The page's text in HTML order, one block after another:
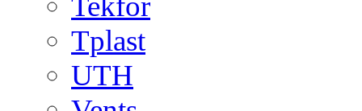
Tplast
UTH